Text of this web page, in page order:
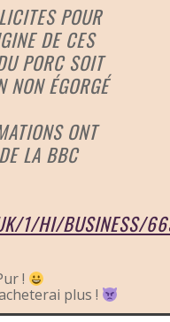
POUR
DE CES
PORC SOIT
ÉGORGÉ
ONT
LA BBC
1/HI/BUSINESS/
!
plus !